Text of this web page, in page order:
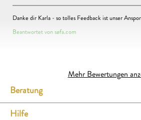
FRAGE
Danke dir Karla - so tolles Feedback ist unser
Beantwortet von søfa.com
Das Noho ist super bequem, die
Mehr Bewertungen
Beratung
Hilfe